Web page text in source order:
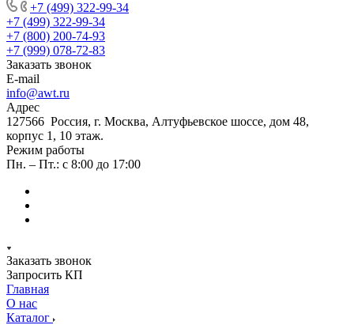
+7 (499) 322-99-34
+7 (499) 322-99-34
+7 (800) 200-74-93
+7 (999) 078-72-83
Заказать звонок
E-mail
info@awt.ru
Адрес
127566 Россия, г. Москва, Алтуфьевское шоссе, дом 48,
корпус 1, 10 этаж.
Режим работы
Пн. – Пт.: с 8:00 до 17:00
Заказать звонок
Запросить КП
Главная
О нас
Каталог